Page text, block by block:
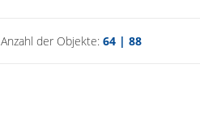
Anzahl der Objekte: 64 | 88